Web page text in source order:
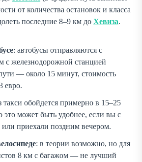
от количества остановок и класса
последние 8–9 км до Хевиза.
: автобусы отправляются с
с железнодорожной станцией
— около 15 минут, стоимость
евро.
такси обойдется примерно в 15–25
это может быть удобнее, если вы с
приехали поздним вечером.
: в теории возможно, но для
8 км с багажом — не лучший